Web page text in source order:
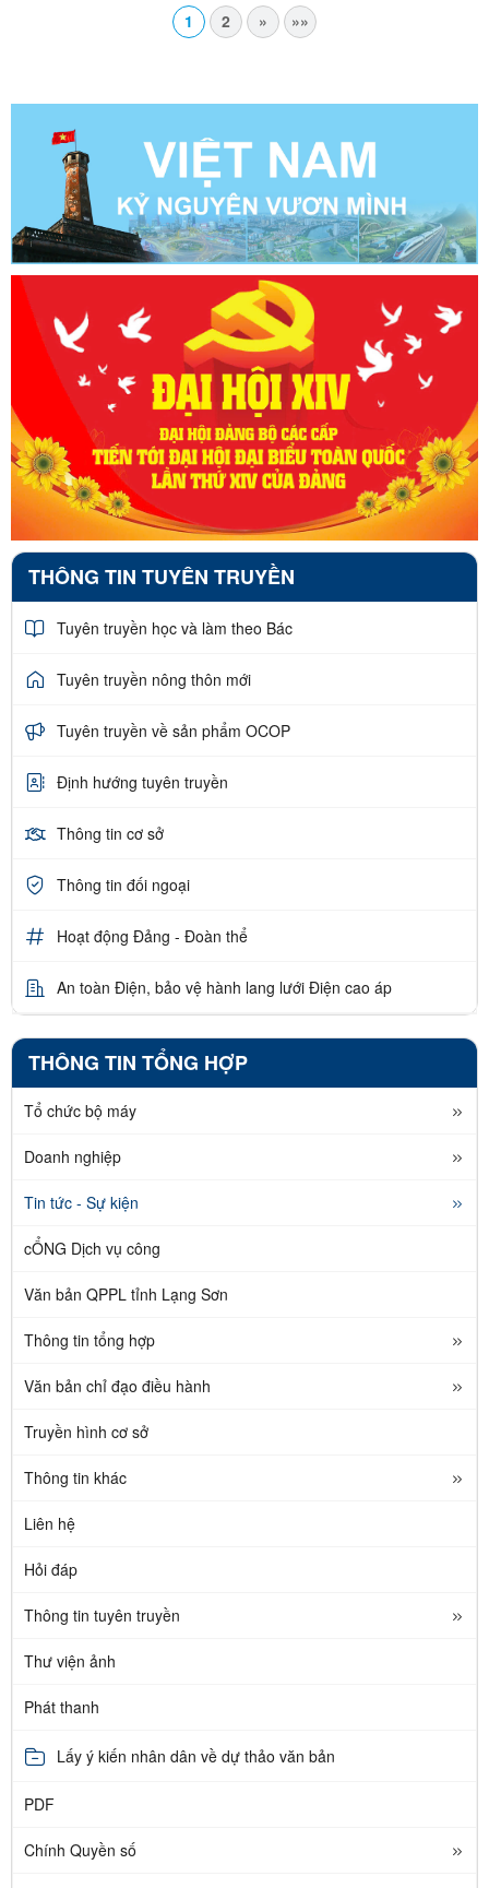
1 2 » »»
THÔNG TIN TUYÊN TRUYỀN
Tuyên truyền học và làm theo Bác
Tuyên truyền nông thôn mới
Tuyên truyền về sản phẩm OCOP
Định hướng tuyên truyền
Thông tin cơ sở
Thông tin đối ngoại
Hoạt động Đảng - Đoàn thể
An toàn Điện, bảo vệ hành lang lưới Điện cao áp
THÔNG TIN TỔNG HỢP
Tổ chức bộ máy
Doanh nghiệp
Tin tức - Sự kiện
cỔNG Dịch vụ công
Văn bản QPPL tỉnh Lạng Sơn
Thông tin tổng hợp
Văn bản chỉ đạo điều hành
Truyền hình cơ sở
Thông tin khác
Liên hệ
Hỏi đáp
Thông tin tuyên truyền
Thư viện ảnh
Phát thanh
Lấy ý kiến nhân dân về dự thảo văn bản
PDF
Chính Quyền số